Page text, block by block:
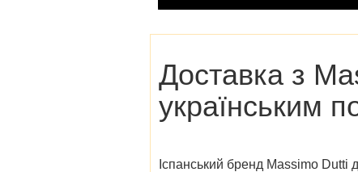
Доставка з
українським
Іспанський бренд Massimo Dutti